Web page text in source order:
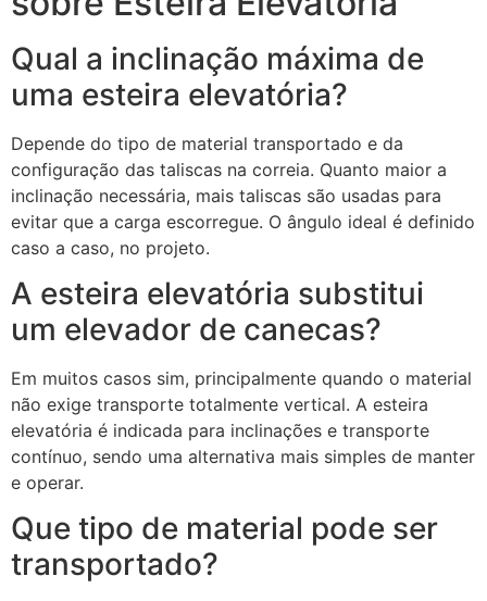
Qual a inclinação máxima de
uma esteira elevatória?
Depende do tipo de material transportado e da
configuração das taliscas na correia. Quanto maior a
inclinação necessária, mais taliscas são usadas para
evitar que a carga escorregue. O ângulo ideal é definido
caso a caso, no projeto.
A esteira elevatória substitui
um elevador de canecas?
Em muitos casos sim, principalmente quando o material
não exige transporte totalmente vertical. A esteira
elevatória é indicada para inclinações e transporte
contínuo, sendo uma alternativa mais simples de manter
e operar.
Que tipo de material pode ser
transportado?